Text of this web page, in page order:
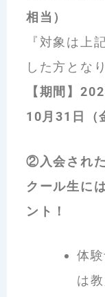
相当）
『対象は上
した方とな
【期間】
10月31日（
②入会され
クール生に
ント！
体
は